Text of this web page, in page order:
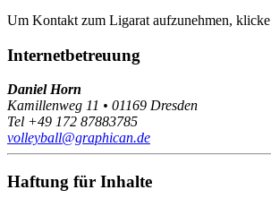
Um Kontakt zum Ligarat aufzunehmen, klicke
Internetbetreuung
Daniel Horn
Kamillenweg 11 • 01169 Dresden
Tel +49 172 87883785
volleyball@graphican.de
Haftung für Inhalte